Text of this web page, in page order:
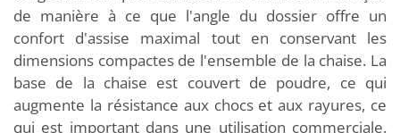
de manière à ce que l'angle du dossier offre un
confort d'assise maximal tout en conservant les
dimensions compactes de l'ensemble de la chaise. La
base de la chaise est couvert de poudre, ce qui
augmente la résistance aux chocs et aux rayures, ce
qui est important dans une utilisation commerciale.